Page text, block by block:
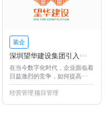
装企
深圳望华建设集团引入···
在当今数字化时代，企业面临着
日益激烈的竞争，如何提高···
经营管理 项目管理